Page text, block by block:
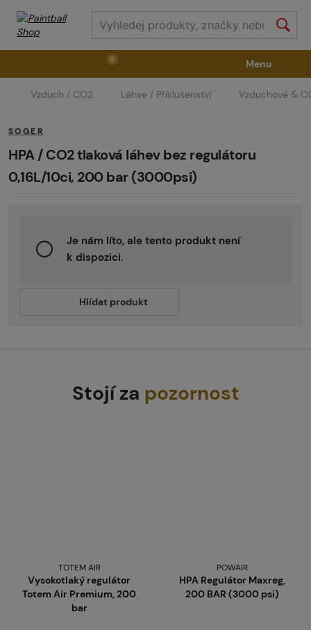
0
Zbraně Příslušenství ke zbraním Výstroj
Střelivo Masky Vzduch / CO2
Pyrotechnika II. Jakost GRINDS
Menu
Vzduch / CO2 Láhve / Příslušenství Vzduchové &
SOGER
HPA / CO2 tlaková láhev bez regulátoru
0,16L/10ci, 200 bar (3000psi)
Je nám líto, ale tento produkt není
k dispozici.
Hlídat produkt
Stojí za pozornost
TOTEM AIR
Vysokotlaký regulátor
Totem Air Premium, 200
bar
POWAIR
HPA Regulátor Maxreg,
200 BAR (3000 psi)